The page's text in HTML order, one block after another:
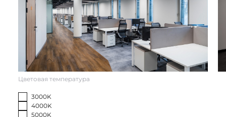
Модели
Фильтр
Цветовая температура
3000K
4000K
5000K